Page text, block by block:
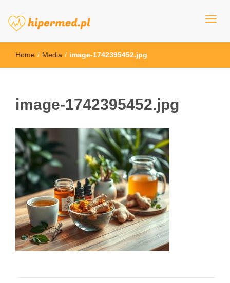
hipermed.pl
Home / Media / image-1742395452.jpg
image-1742395452.jpg